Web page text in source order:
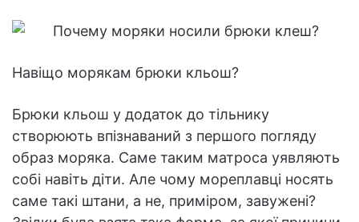
Навіщо морякам брюки кльош?
Брюки кльош у додаток до тільнику
створюють впізнаваний з першого погляду
образ моряка. Саме таким матроса уявляють
собі навіть діти. Але чому мореплавці носять
саме такі штани, а не, приміром, завужені?